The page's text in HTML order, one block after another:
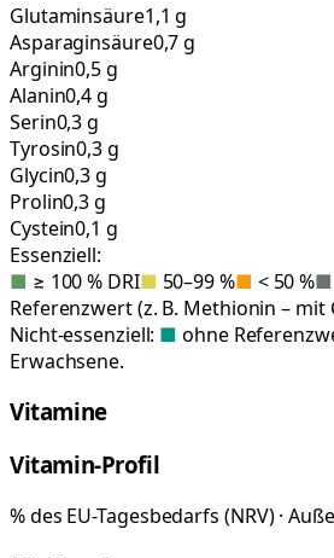
Glutaminsäure1,1 g
Asparaginsäure0,7 g
Arginin0,5 g
Alanin0,4 g
Serin0,3 g
Tyrosin0,3 g
Glycin0,3 g
Prolin0,3 g
Cystein0,1 g
Essenziell:
■ ≥ 100 % DRI■ 50–99 %■ < 50 %■
Referenzwert (z. B. Methionin –
Nicht-essenziell: ■ ohne
Erwachsene.
Vitamine
Vitamin-Profil
% des EU-Tagesbedarfs (NRV) ·